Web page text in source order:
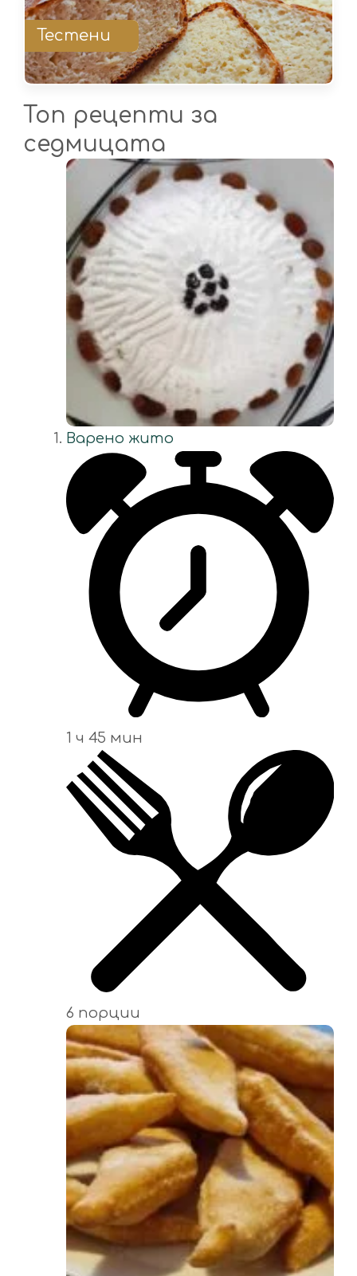
Тестени
Топ рецепти за
седмицата
Варено жито
1 ч 45 мин
6 порции